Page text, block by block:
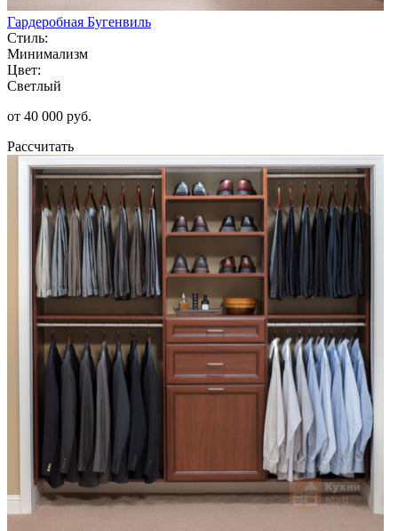
Гардеробная Бугенвиль
Стиль:
Минимализм
Цвет:
Светлый
от 40 000 руб.
Рассчитать